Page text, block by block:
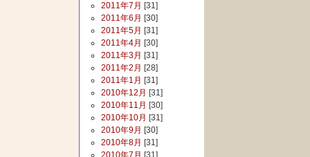
2011年7月 [31]
2011年6月 [30]
2011年5月 [31]
2011年4月 [30]
2011年3月 [31]
2011年2月 [28]
2011年1月 [31]
2010年12月 [31]
2010年11月 [30]
2010年10月 [31]
2010年9月 [30]
2010年8月 [31]